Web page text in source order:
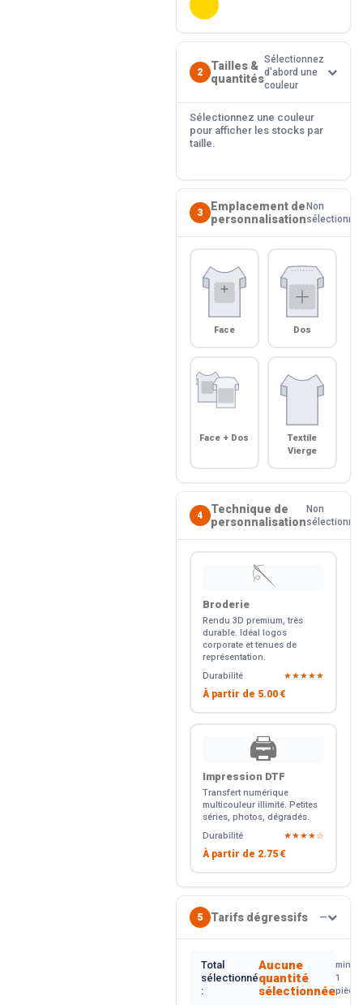
2
Tailles &
quantités
Sélectionnez
d'abord une
couleur
Sélectionnez une couleur
pour afficher les stocks par
taille.
3
Emplacement de
personnalisation
Non
sélectionné
Face Dos
Face + Dos
Textile
Vierge
4
Technique de
personnalisation
Non
sélectionné
🪡
Broderie
Rendu 3D premium, très
durable. Idéal logos
corporate et tenues de
représentation.
Durabilité
★★★★★
À partir de 5.00 €
🖨️
Impression DTF
Transfert numérique
multicouleur illimité. Petites
séries, photos, dégradés.
Durabilité
★★★★☆
À partir de 2.75 €
5 Tarifs dégressifs —
Total
sélectionné
:
Aucune
quantité
sélectionnée
min.
1
pièce